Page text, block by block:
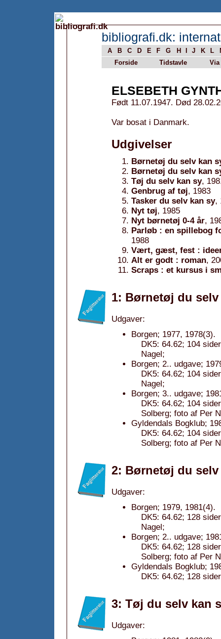
bibliografi.dk:
A B C D E F G H J K L
Forside
Tidstavle Via
ELSEBETH
Født 11.07.1947. Død
Var bosat i Danmark.
Udgivelser
Børnetøj du selv kan
Børnetøj du selv kan
Tøj du selv kan sy,
Genbrug af tøj, 1983
Tasker du selv kan sy,
Nyt tøj, 1985
Nyt børnetøj 0-4 år,
Parløb : en spillebog
1988
Vært, gæst, fest :
Alt er godt : roman,
Scraps : et kursus i
1: Børnetøj du selv
Udgaver:
Borgen; 1977, 1978(3).
DK5: 64.62; 104
Nagel;
Borgen; 2.. udgave;
DK5: 64.62; 104
Nagel;
Borgen; 3.. udgave;
DK5: 64.62; 104
Solberg; foto af Per
Gyldendals Bogklub;
DK5: 64.62; 104
Solberg; foto af Per
2: Børnetøj du selv
Udgaver:
Borgen; 1979, 1981(4).
DK5: 64.62; 128
Nagel;
Borgen; 2.. udgave;
DK5: 64.62; 128
Solberg; foto af Per
Gyldendals Bogklub;
DK5: 64.62; 128
3: Tøj du selv kan
Udgaver: